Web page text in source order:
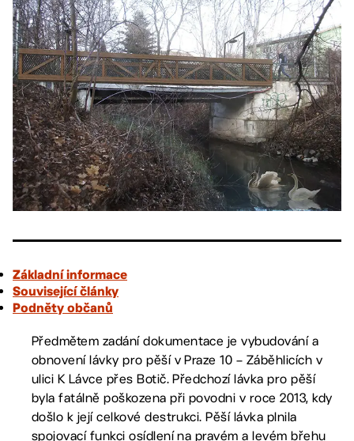
Základní informace
Související články
Podněty občanů
Předmětem zadání dokumentace je vybudování a
obnovení lávky pro pěší v Praze 10 – Záběhlicích v
ulici K Lávce přes Botič. Předchozí lávka pro pěší
byla fatálně poškozena při povodni v roce 2013, kdy
došlo k její celkové destrukci. Pěší lávka plnila
spojovací funkci osídlení na pravém a levém břehu